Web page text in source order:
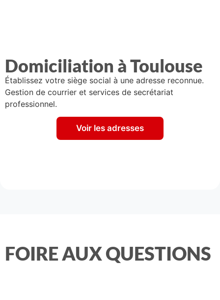
Domiciliation à Toulouse
Établissez votre siège social à une adresse reconnue.
Gestion de courrier et services de secrétariat
professionnel.
Voir les adresses
FOIRE AUX QUESTIONS